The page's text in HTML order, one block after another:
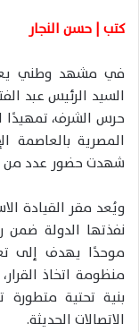
و
ي
ا
كتب | حسن النجار
في مشهد وطني
السيد الرئيس عبد
حرس الشرف، تمهيدًا
المصرية بالعاصمة
شهدت حضور عدد من
ويُعد مقر القيادة
نفذتها الدولة ضمن
موحدًا يهدف إلى
منظومة اتخاذ
بنية تحتية
الاتصالات الحديثة.